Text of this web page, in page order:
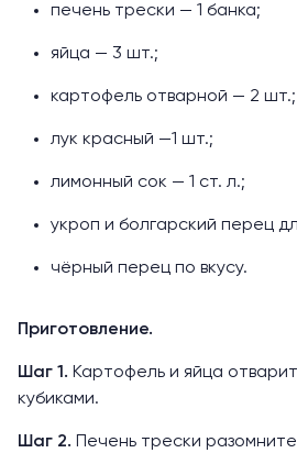
печень трески — 1 банка;
яйца — 3 шт.;
картофель отварной — 2 шт.;
лук красный —1 шт.;
лимонный сок — 1 ст. л.;
укроп и болгарский перец
чёрный перец по вкусу.
Приготовление.
Шаг 1. Картофель и яйца
кубиками.
Шаг 2. Печень трески